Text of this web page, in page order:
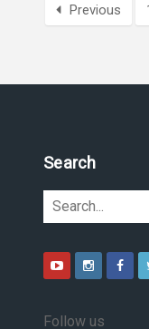
Previous
Search
Follow us